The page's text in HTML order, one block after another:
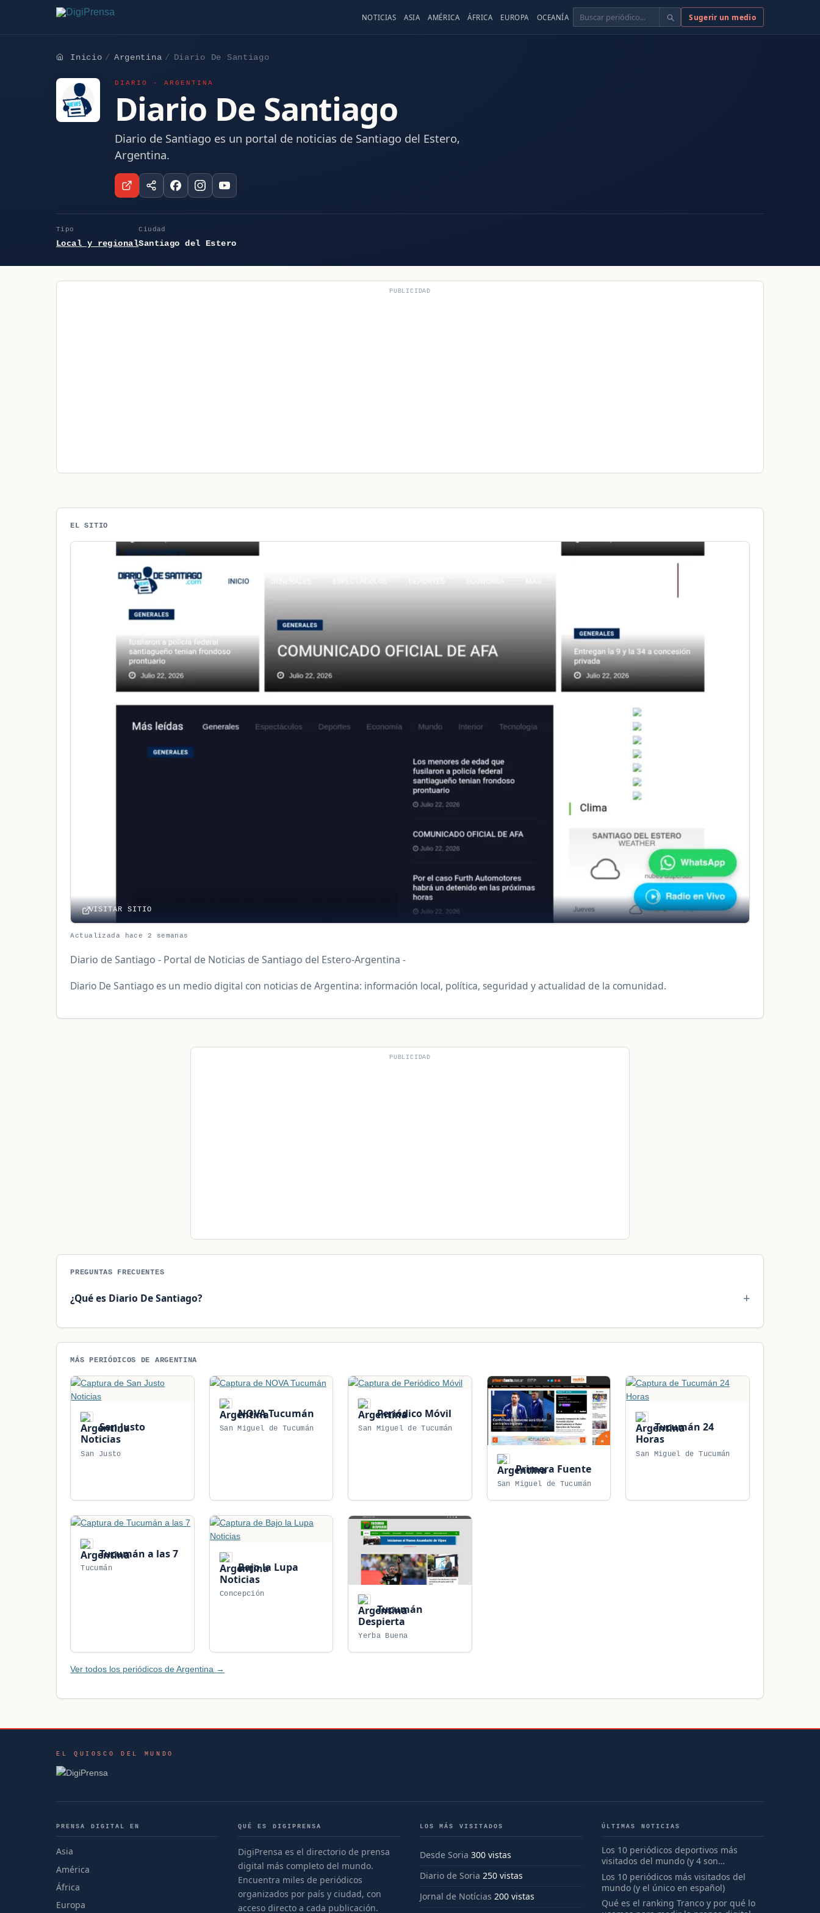
NOTICIAS ASIA AMÉRICA ÁFRICA EUROPA OCEANÍA Buscar Sugerir un medio
Inicio Argentina Diario De Santiago
DIARIO · ARGENTINA
Diario De Santiago
Diario de Santiago es un portal de noticias de Santiago del Estero,
Argentina.
Tipo
Local y regional
Ciudad
Santiago del Estero
PUBLICIDAD
EL SITIO
VISITAR SITIO
Actualizada hace 2 semanas
Diario de Santiago - Portal de Noticias de Santiago del Estero-Argentina -
Diario De Santiago es un medio digital con noticias de Argentina: información local, política, seguridad y actualidad de la comunidad.
PUBLICIDAD
PREGUNTAS FRECUENTES
¿Qué es Diario De Santiago?
MÁS PERIÓDICOS DE ARGENTINA
San Justo
Noticias
San Justo
NOVA Tucumán
San Miguel de Tucumán
Periódico Móvil
San Miguel de Tucumán
Primera Fuente
San Miguel de Tucumán
Tucumán 24
Horas
San Miguel de Tucumán
Tucumán a las 7
Tucumán
Bajo la Lupa
Noticias
Concepción
Tucumán
Despierta
Yerba Buena
Ver todos los periódicos de Argentina →
EL QUIOSCO DEL MUNDO
PRENSA DIGITAL EN
Asia
América
África
Europa
QUÉ ES DIGIPRENSA
DigiPrensa es el directorio de prensa
digital más completo del mundo.
Encuentra miles de periódicos
organizados por país y ciudad, con
acceso directo a cada publicación.
LOS MÁS VISITADOS
Desde Soria 300 vistas
Diario de Soria 250 vistas
Jornal de Notícias 200 vistas
ÚLTIMAS NOTICIAS
Los 10 periódicos deportivos más
visitados del mundo (y 4 son
españoles)
Los 10 periódicos más visitados del
mundo (y el único en español)
Qué es el ranking Tranco y por qué lo